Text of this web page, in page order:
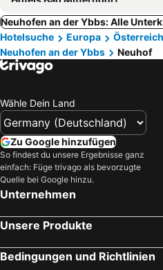
Neuhofen an der Ybbs: Alle
Hotelsuche
Europa Österreich
Neuhofen an der Ybbs
Neuhof
Wähle Dein Land
Zu Google hinzufügen
So findest du unsere Ergebnisse ganz
einfach: Füge trivago als bevorzugte
Quelle bei Google hinzu.
Unternehmen
Unsere Produkte
Bedingungen und Richtlinien